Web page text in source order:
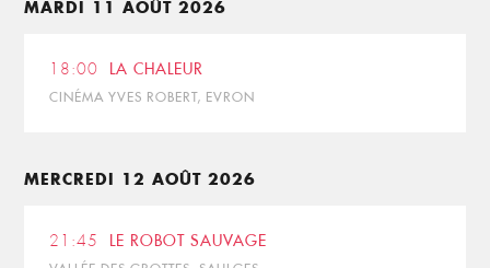
MARDI 11 AOÛT 2026
18:00 LA CHALEUR
CINÉMA YVES ROBERT, EVRON
MERCREDI 12 AOÛT 2026
21:45 LE ROBOT SAUVAGE